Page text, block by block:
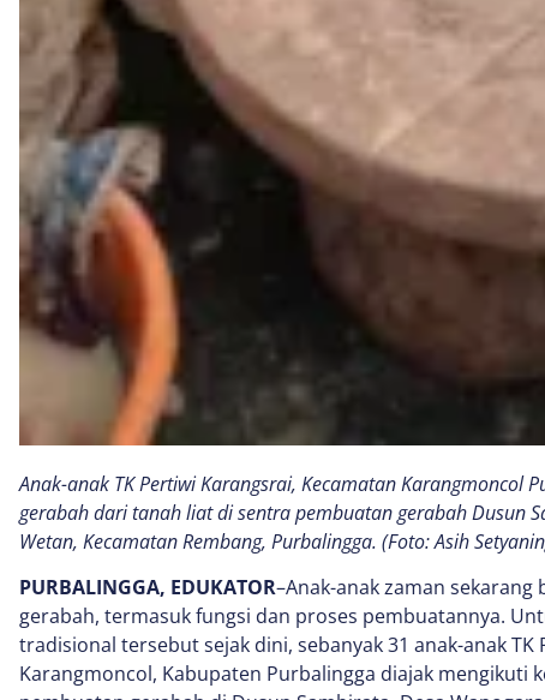
Anak-anak TK Pertiwi Karangsrai, Kecamatan Karangmoncol
gerabah dari tanah liat di sentra pembuatan gerabah Dusun
Wetan, Kecamatan Rembang, Purbalingga. (Foto: Asih
PURBALINGGA, EDUKATOR–Anak-anak zaman
gerabah, termasuk fungsi dan proses pembuatannya.
tradisional tersebut sejak dini, sebanyak 31 anak-anak TK
Karangmoncol, Kabupaten Purbalingga diajak mengikuti